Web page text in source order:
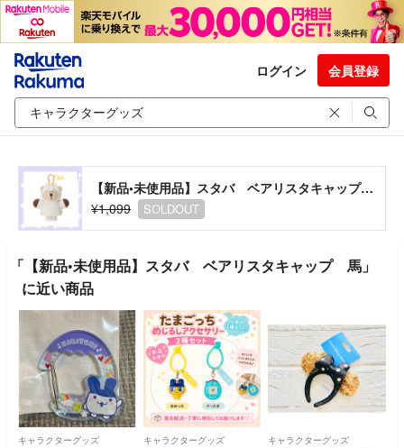
ログイン 会員登録
【新品•未使用品】スタバ ベアリスタキャップ 馬
¥1,099
SOLDOUT
「【新品•未使用品】スタバ ベアリスタキャップ 馬」
に近い商品
キャラクターグッズ キャラクターグッズ キャラクターグッズ